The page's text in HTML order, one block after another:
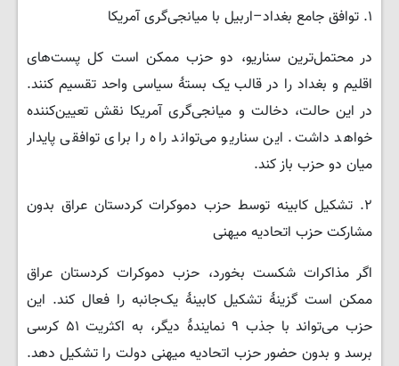
۱. توافق جامع بغداد–اربیل با میانجی‌گری آمریکا
در محتمل‌ترین سناریو، دو حزب ممکن است کل پست‌های
اقلیم و بغداد را در قالب یک بستهٔ سیاسی واحد تقسیم کنند.
در این حالت، دخالت و میانجی‌گری آمریکا نقش تعیین‌کننده
خواهد داشت. این سناریو می‌تواند راه را برای توافقی پایدار
میان دو حزب باز کند.
۲. تشکیل کابینه توسط حزب دموکرات کردستان عراق بدون
مشارکت حزب اتحادیه میهنی
اگر مذاکرات شکست بخورد، حزب دموکرات کردستان عراق
ممکن است گزینهٔ تشکیل کابینهٔ یک‌جانبه را فعال کند. این
حزب می‌تواند با جذب ۹ نمایندهٔ دیگر، به اکثریت ۵۱ کرسی
برسد و بدون حضور حزب اتحادیه میهنی دولت را تشکیل دهد.